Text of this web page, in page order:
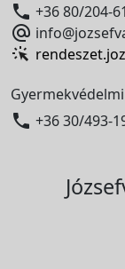
 +36 80/204-

 +36 30/493-